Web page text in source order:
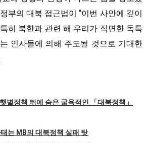
부의 대북 접근법이 “이번 사안에 깊이
히 북한과 관련 해 우리가 직면한 독특
인사들에 의해 주도될 것으로 기대한
볕정책 뒤에 숨은 굴욕적인 「대북정책」
는 MB의 대북정책 실패 탓